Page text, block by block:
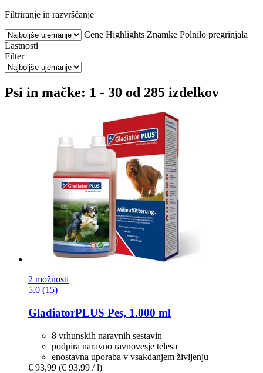
Filtriranje in razvrščanje
Cene Highlights Znamke Polnilo pregrinjala
Lastnosti
Filter
Psi in mačke: 1 - 30 od 285 izdelkov
2 možnosti
5.0 (15)
GladiatorPLUS Pes, 1.000 ml
8 vrhunskih naravnih sestavin
podpira naravno ravnovesje telesa
enostavna uporaba v vsakdanjem življenju
€ 93,99 (€ 93,99 / l)